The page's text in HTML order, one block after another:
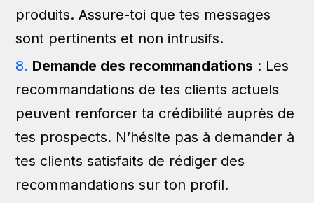
produits. Assure-toi que tes messages
sont pertinents et non intrusifs.
Demande des recommandations : Les
recommandations de tes clients actuels
peuvent renforcer ta crédibilité auprès de
tes prospects. N’hésite pas à demander à
tes clients satisfaits de rédiger des
recommandations sur ton profil.